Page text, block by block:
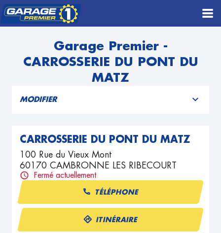
Garage Premier -
CARROSSERIE DU PONT DU
MATZ
MODIFIER
CARROSSERIE DU PONT DU MATZ
100 Rue du Vieux Mont
60170 CAMBRONNE LES RIBECOURT
Fermé actuellement
TÉLÉPHONE
ITINÉRAIRE